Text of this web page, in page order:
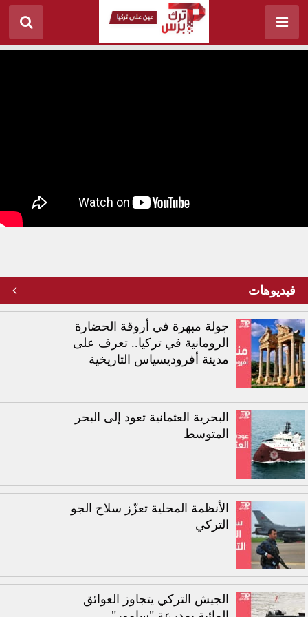
قصّة مؤثّرة تجسّد مقولة "الحب مدى الحياة".. بطلاها
زوجان تركيان
فيديوهات
جولة مبهرة في أروقة الحضارة
الرومانية في تركيا.. تعرف على
مدينة أفروديسياس التاريخية
البحرية العثمانية تعود إلى البحر
المتوسط
الأنظمة المحلية تعزّز سلاح الجو
التركي
الجيش التركي يتجاوز العوائق